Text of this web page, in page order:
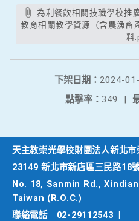
為利餐飲相關技職學校推廣食農教育，農業部已完成食農
教育相關教學資源（含農漁畜
料
下架日期： 2024-
點擊率： 349 |
天主教崇光學校財團法人新北
23149 新北市新店區三民路18
No. 18, Sanmin Rd.,
Taiwan (R.O.C.)
聯絡電話
02-29112543